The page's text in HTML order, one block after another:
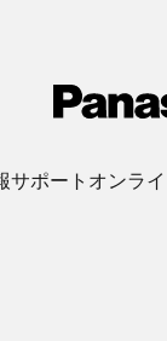
サポート オンラ